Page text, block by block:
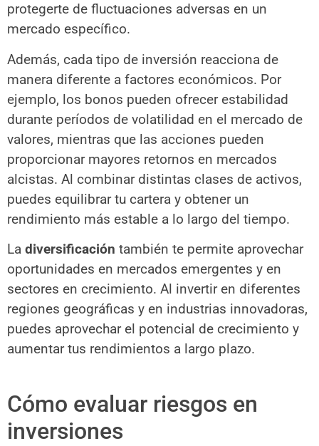
protegerte de fluctuaciones adversas en un
mercado específico.
Además, cada tipo de inversión reacciona de
manera diferente a factores económicos. Por
ejemplo, los bonos pueden ofrecer estabilidad
durante períodos de volatilidad en el mercado de
valores, mientras que las acciones pueden
proporcionar mayores retornos en mercados
alcistas. Al combinar distintas clases de activos,
puedes equilibrar tu cartera y obtener un
rendimiento más estable a lo largo del tiempo.
La diversificación también te permite aprovechar
oportunidades en mercados emergentes y en
sectores en crecimiento. Al invertir en diferentes
regiones geográficas y en industrias innovadoras,
puedes aprovechar el potencial de crecimiento y
aumentar tus rendimientos a largo plazo.
Cómo evaluar riesgos en
inversiones